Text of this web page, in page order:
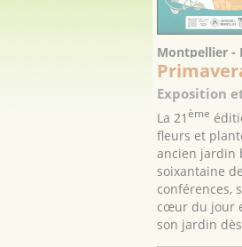
Montpellier -
Exposition
La 21ème
fleurs et
ancien jardin
soixantaine
conférences,
cœur du jour
son jardin